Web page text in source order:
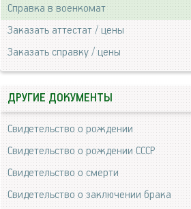
Справка в военкомат
Заказать аттестат / цены
Заказать справку / цены
ДРУГИЕ ДОКУМЕНТЫ
Свидетельство о рождении
Свидетельство о рождении СССР
Свидетельство о смерти
Свидетельство о заключении брака